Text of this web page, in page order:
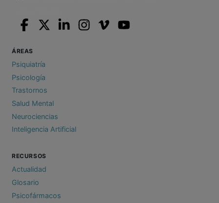
ÁREAS
Psiquiatría
Psicología
Trastornos
Salud Mental
Neurociencias
Inteligencia Artificial
RECURSOS
Actualidad
Glosario
Psicofármacos